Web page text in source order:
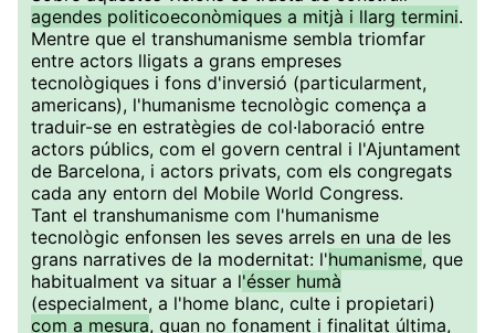
agendes politicoeconòmiques a mitjà i llarg termini.
Mentre que el transhumanisme sembla triomfar
entre actors lligats a grans empreses
tecnològiques i fons d'inversió (particularment,
americans), l'humanisme tecnològic comença a
traduir-se en estratègies de col·laboració entre
actors públics, com el govern central i l'Ajuntament
de Barcelona, i actors privats, com els congregats
cada any entorn del Mobile World Congress.
Tant el transhumanisme com l'humanisme
tecnològic enfonsen les seves arrels en una de les
grans narratives de la modernitat: l'humanisme, que
habitualment va situar a l'ésser humà
(especialment, a l'home blanc, culte i propietari)
com a mesura, quan no fonament i finalitat última,